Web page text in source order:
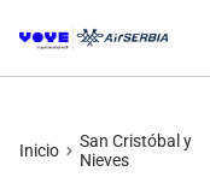
Inicio
San Cristóbal y
Nieves